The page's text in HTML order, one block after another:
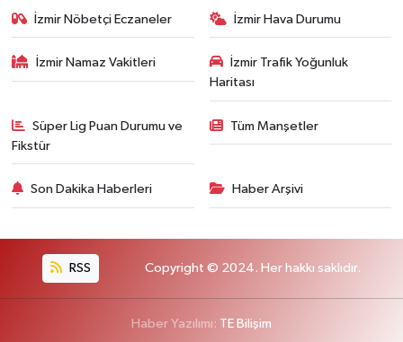
İzmir Nöbetçi Eczaneler İzmir Hava Durumu
İzmir Namaz Vakitleri
İzmir Trafik Yoğunluk
Haritası
Süper Lig Puan Durumu ve
Fikstür
Tüm Manşetler
Son Dakika Haberleri Haber Arşivi
RSS Copyright © 2024. Her hakkı saklıdır.
Haber Yazılımı: TE Bilişim